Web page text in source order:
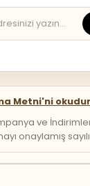
Metni'ni
ve
onaylamış